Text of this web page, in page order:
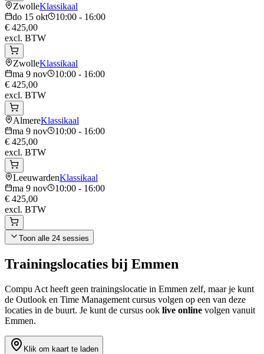
ZwolleKlassikaal
do 15 okt
10:00 - 16:00
€ 425,00
excl. BTW
ZwolleKlassikaal
ma 9 nov
10:00 - 16:00
€ 425,00
excl. BTW
AlmereKlassikaal
ma 9 nov
10:00 - 16:00
€ 425,00
excl. BTW
LeeuwardenKlassikaal
ma 9 nov
10:00 - 16:00
€ 425,00
excl. BTW
Toon alle 24 sessies
Trainingslocaties bij Emmen
Compu Act heeft geen trainingslocatie in Emmen zelf, maar je kunt
de Outlook en Time Management cursus volgen op een van deze
locaties in de buurt. Je kunt de cursus ook live online volgen vanuit
Emmen.
Klik om kaart te laden